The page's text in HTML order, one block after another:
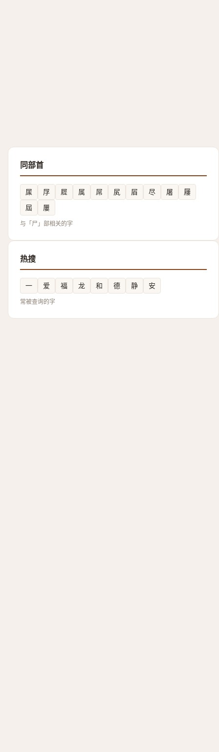
同部首
㞖 㞌 㞞 属 屌 㞍 㞒 尽 屠
屨
屆
屢
与「尸」部相关的字
热搜
一 爱 福 龙 和 德 静 安
常被查询的字